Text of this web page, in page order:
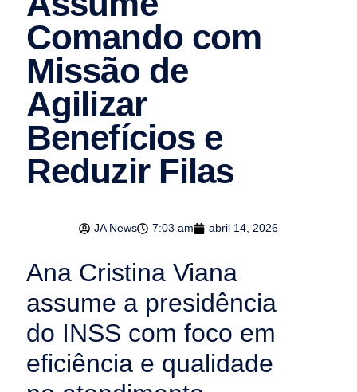
Comando com
Missão de
Agilizar
Benefícios e
Reduzir Filas
JA News 7:03 am abril 14, 2026
Ana Cristina Viana
assume a presidência
do INSS com foco em
eficiência e qualidade